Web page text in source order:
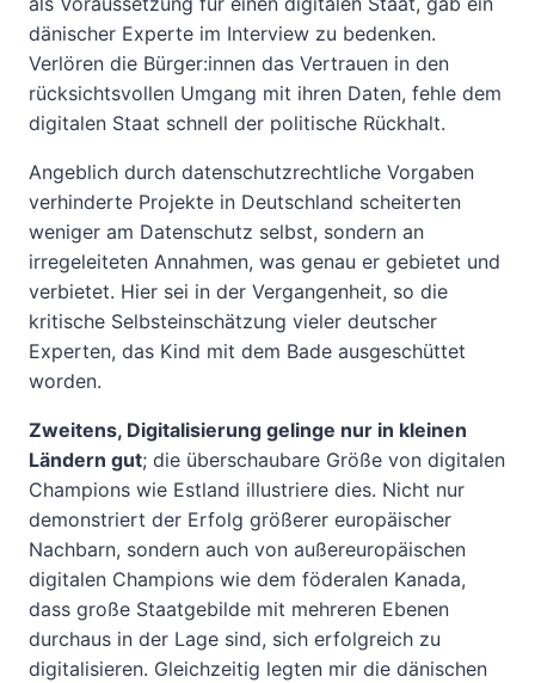
dänischer Experte im Interview zu bedenken.
Verlören die Bürger:innen das Vertrauen in den
rücksichtsvollen Umgang mit ihren Daten, fehle dem
digitalen Staat schnell der politische Rückhalt.
Angeblich durch datenschutzrechtliche Vorgaben
verhinderte Projekte in Deutschland scheiterten
weniger am Datenschutz selbst, sondern an
irregeleiteten Annahmen, was genau er gebietet und
verbietet. Hier sei in der Vergangenheit, so die
kritische Selbsteinschätzung vieler deutscher
Experten, das Kind mit dem Bade ausgeschüttet
worden.
Zweitens, Digitalisierung gelinge nur in kleinen
Ländern gut; die überschaubare Größe von digitalen
Champions wie Estland illustriere dies. Nicht nur
demonstriert der Erfolg größerer europäischer
Nachbarn, sondern auch von außereuropäischen
digitalen Champions wie dem föderalen Kanada,
dass große Staatgebilde mit mehreren Ebenen
durchaus in der Lage sind, sich erfolgreich zu
digitalisieren. Gleichzeitig legten mir die dänischen